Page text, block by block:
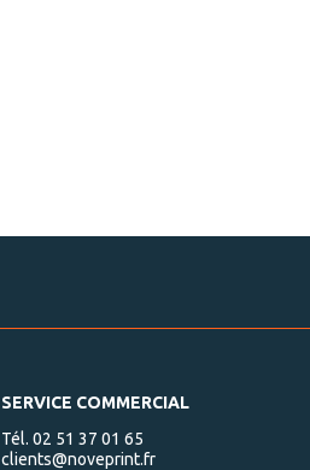
SERVICE COMMERCIAL
Tél. 02 51 37 01 65
clients@noveprint.fr